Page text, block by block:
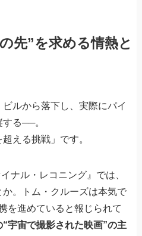
先”を求める情熱と
ルから落下し、実際にパイ
る──。
える挑戦」です。
ナル・レコニング』では、
か。トム・クルーズは本気で
を進めていると報じられて
“宇宙で撮影された映画”の主